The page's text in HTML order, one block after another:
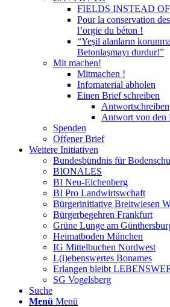
FIELDS INSTEAD
Pour la conservation
l’orgie du béton !
“Yeşil alanların
Betonlaşmayı durdur!”
Mit machen!
Mitmachen !
Infomaterial abholen
Einen Brief schreiben
Antwortschreiben
Antwort von den
Spenden
Offener Brief
Weitere Initiativen
Bundesbündnis für
BIONALES
BI Neu-Eichenberg
BI Pro Landwirtswchaft
Bürgerinitiative Breitwiesen
Bürgerbegehren Frankfurt
Grüne Lunge am
Heimatboden München
IG Mittelbuchen Nordwest
L(i)ebenswertes Bonames
Erlangen bleibt
SG Vogelsberg
Suche
Menü Menü